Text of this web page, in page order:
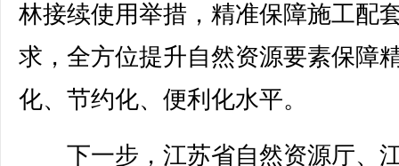
林接续使用举措，精准保障施工配
求，全方位提升自然资源要素保障
化、节约化、便利化水平。
下一步，江苏省自然资源厅、